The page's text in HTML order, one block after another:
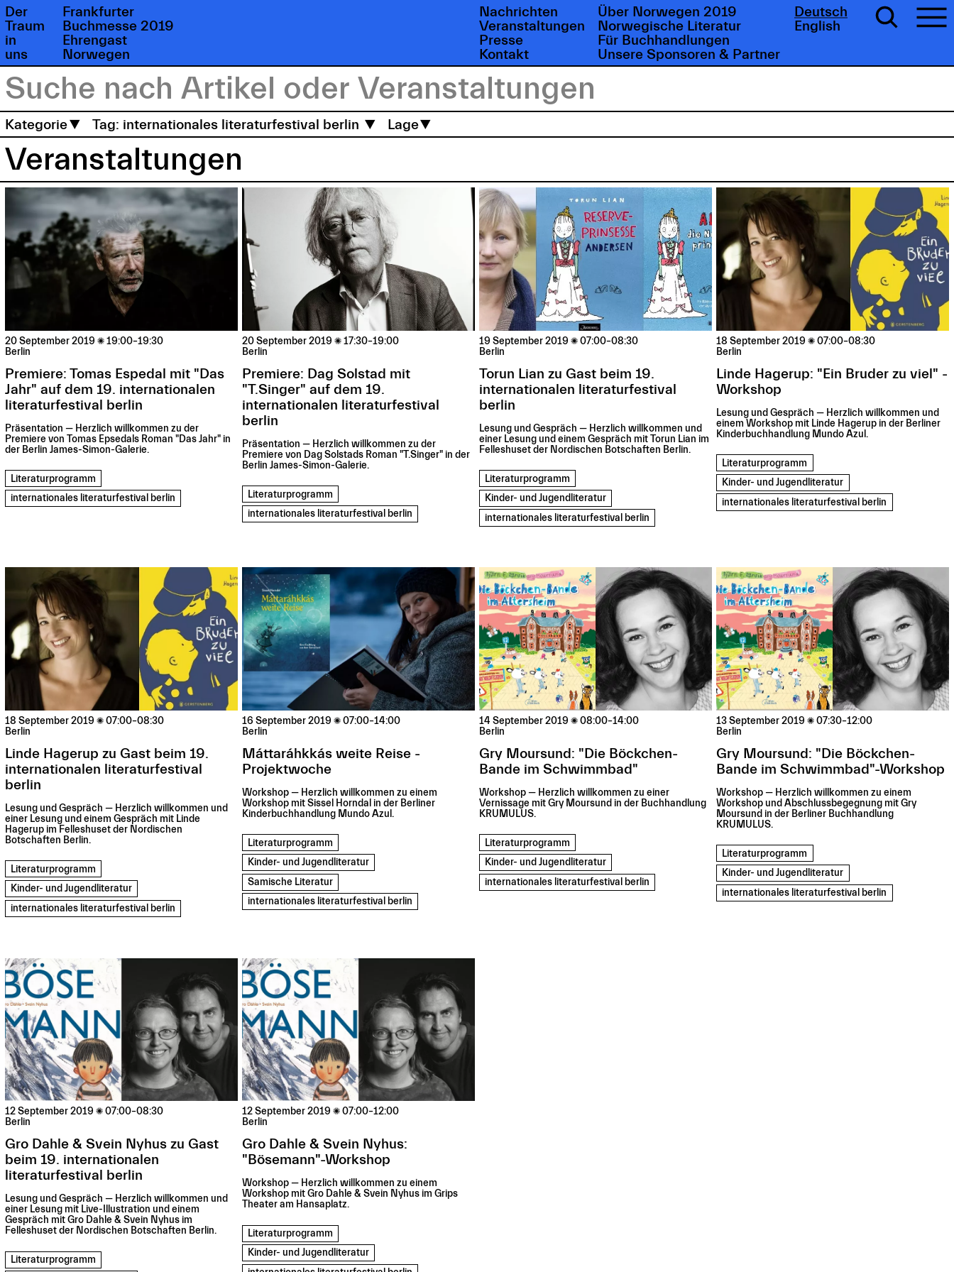
Der
Traum
in
uns
Frankfurter
Buchmesse 2019
Ehrengast
Norwegen
Nachrichten
Veranstaltungen
Presse
Kontakt
Über Norwegen 2019
Norwegische Literatur
Für Buchhandlungen
Unsere Sponsoren & Partner
Deutsch
English
Kategorie Tag: internationales literaturfestival berlin Lage
Veranstaltungen
20 September 2019 19:00–19:30
Berlin
Premiere: Tomas Espedal mit "Das
Jahr" auf dem 19. internationalen
literaturfestival berlin
Präsentation — Herzlich willkommen zu der
Premiere von Tomas Epsedals Roman "Das Jahr" in
der Berlin James-Simon-Galerie.
Literaturprogramm
internationales literaturfestival berlin
20 September 2019 17:30–19:00
Berlin
Premiere: Dag Solstad mit
"T.Singer" auf dem 19.
internationalen literaturfestival
berlin
Präsentation — Herzlich willkommen zu der
Premiere von Dag Solstads Roman "T.Singer" in der
Berlin James-Simon-Galerie.
Literaturprogramm
internationales literaturfestival berlin
19 September 2019 07:00–08:30
Berlin
Torun Lian zu Gast beim 19.
internationalen literaturfestival
berlin
Lesung und Gespräch — Herzlich willkommen und
einer Lesung und einem Gespräch mit Torun Lian im
Felleshuset der Nordischen Botschaften Berlin.
Literaturprogramm
Kinder- und Jugendliteratur
internationales literaturfestival berlin
18 September 2019 07:00–08:30
Berlin
Linde Hagerup: "Ein Bruder zu viel" -
Workshop
Lesung und Gespräch — Herzlich willkommen und
einem Workshop mit Linde Hagerup in der Berliner
Kinderbuchhandlung Mundo Azul.
Literaturprogramm
Kinder- und Jugendliteratur
internationales literaturfestival berlin
18 September 2019 07:00–08:30
Berlin
Linde Hagerup zu Gast beim 19.
internationalen literaturfestival
berlin
Lesung und Gespräch — Herzlich willkommen und
einer Lesung und einem Gespräch mit Linde
Hagerup im Felleshuset der Nordischen
Botschaften Berlin.
Literaturprogramm
Kinder- und Jugendliteratur
internationales literaturfestival berlin
16 September 2019 07:00–14:00
Berlin
Máttaráhkkás weite Reise -
Projektwoche
Workshop — Herzlich willkommen zu einem
Workshop mit Sissel Horndal in der Berliner
Kinderbuchhandlung Mundo Azul.
Literaturprogramm
Kinder- und Jugendliteratur
Samische Literatur
internationales literaturfestival berlin
14 September 2019 08:00–14:00
Berlin
Gry Moursund: "Die Böckchen-
Bande im Schwimmbad"
Workshop — Herzlich willkommen zu einer
Vernissage mit Gry Moursund in der Buchhandlung
KRUMULUS.
Literaturprogramm
Kinder- und Jugendliteratur
internationales literaturfestival berlin
13 September 2019 07:30–12:00
Berlin
Gry Moursund: "Die Böckchen-
Bande im Schwimmbad"-Workshop
Workshop — Herzlich willkommen zu einem
Workshop und Abschlussbegegnung mit Gry
Moursund in der Berliner Buchhandlung
KRUMULUS.
Literaturprogramm
Kinder- und Jugendliteratur
internationales literaturfestival berlin
12 September 2019 07:00–08:30
Berlin
Gro Dahle & Svein Nyhus zu Gast
beim 19. internationalen
literaturfestival berlin
Lesung und Gespräch — Herzlich willkommen und
einer Lesung mit Live-Illustration und einem
Gespräch mit Gro Dahle & Svein Nyhus im
Felleshuset der Nordischen Botschaften Berlin.
Literaturprogramm
12 September 2019 07:00–12:00
Berlin
Gro Dahle & Svein Nyhus:
"Bösemann"-Workshop
Workshop — Herzlich willkommen zu einem
Workshop mit Gro Dahle & Svein Nyhus im Grips
Theater am Hansaplatz.
Literaturprogramm
Kinder- und Jugendliteratur